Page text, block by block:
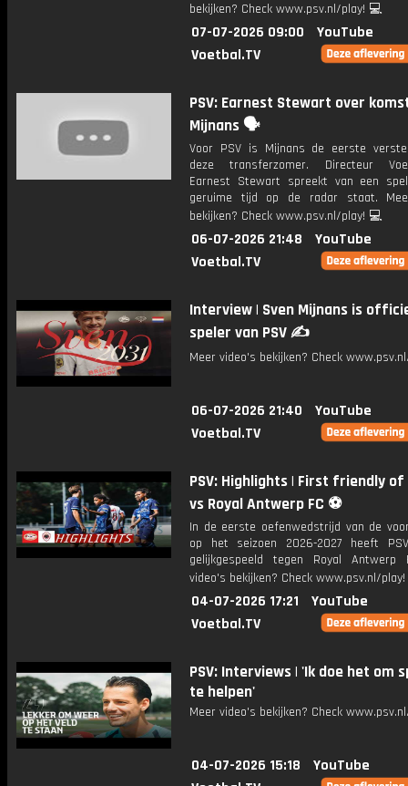
bekijken? Check www.psv.nl/play! 💻
07-07-2026 09:00
YouTube
Voetbal.TV
PSV: Earnest Stewart over
Mijnans 🗣️
Voor PSV is Mijnans de eerste
deze transferzomer. Directeur
Earnest Stewart spreekt van een
geruime tijd op de radar staat.
bekijken? Check www.psv.nl/play! 💻
06-07-2026 21:48
YouTube
Voetbal.TV
Interview | Sven Mijnans is
speler van PSV ✍️
Meer video's bekijken? Check
06-07-2026 21:40
YouTube
Voetbal.TV
PSV: Highlights | First friendly
vs Royal Antwerp FC ⚽
In de eerste oefenwedstrijd van de
op het seizoen 2026-2027 heeft
gelijkgespeeld tegen Royal Antwerp
video's bekijken? Check www.psv.nl/
04-07-2026 17:21
YouTube
Voetbal.TV
PSV: Interviews | 'Ik doe het om
te helpen'
Meer video's bekijken? Check
04-07-2026 15:18
YouTube